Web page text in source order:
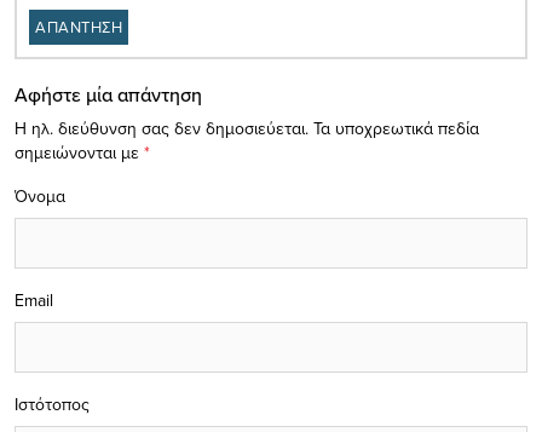
ΑΠΑΝΤΗΣΗ
Αφήστε μία απάντηση
Η ηλ. διεύθυνση σας δεν δημοσιεύεται. Τα υποχρεωτικά πεδία
σημειώνονται με *
Όνομα
Email
Ιστότοπος